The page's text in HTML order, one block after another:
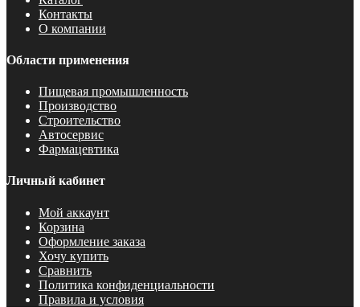
Контакты
О компании
Области применения
Пищевая промышленность
Производство
Строительство
Автосервис
Фармацевтика
Личный кабинет
Мой аккаунт
Корзина
Оформление заказа
Хочу купить
Сравнить
Политика конфиденциальности
Правила и условия